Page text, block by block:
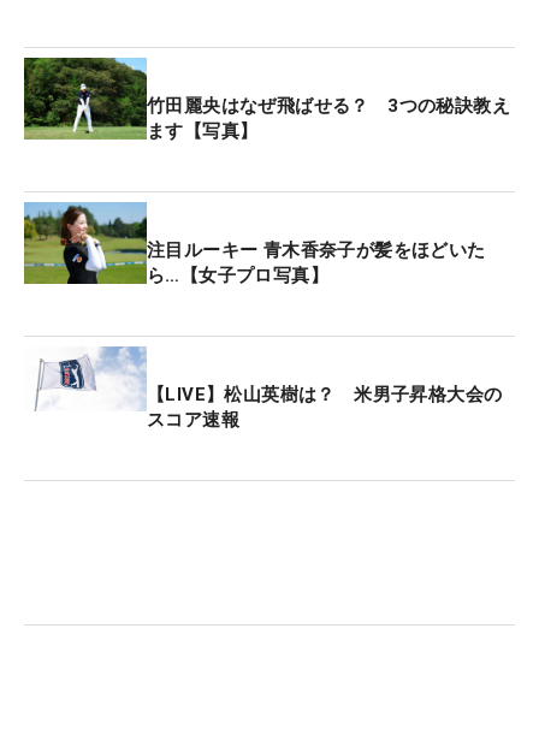
竹田麗央はなぜ飛ばせる？ 3つの秘訣教え
ます【写真】
注目ルーキー 青木香奈子が髪をほどいた
ら…【女子プロ写真】
【LIVE】松山英樹は？ 米男子昇格大会の
スコア速報